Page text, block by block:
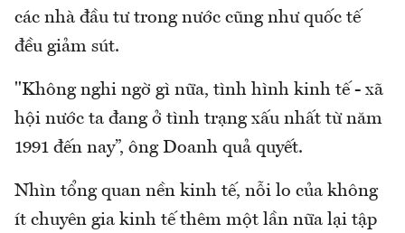
các nhà đầu tư trong nước cũng như quốc tế
đều giảm sút.
"Không nghi ngờ gì nữa, tình hình kinh tế - xã
hội nước ta đang ở tình trạng xấu nhất từ năm
1991 đến nay”, ông Doanh quả quyết.
Nhìn tổng quan nền kinh tế, nỗi lo của không
ít chuyên gia kinh tế thêm một lần nữa lại tập